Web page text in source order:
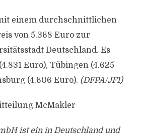
einem durchschnittlichen
von 5.368 Euro zur
Deutschland. Es
Euro), Tübingen (4.625
(4.606 Euro). (DFPA/JF1)
McMakler
ist ein in Deutschland und